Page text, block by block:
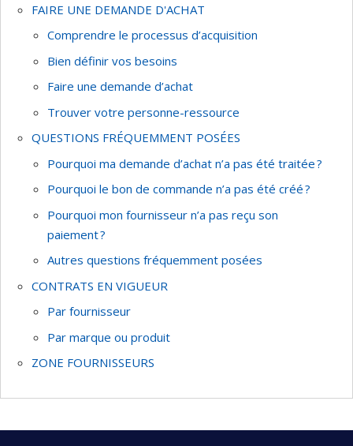
FAIRE UNE DEMANDE D'ACHAT
Comprendre le processus d’acquisition
Bien définir vos besoins
Faire une demande d’achat
Trouver votre personne-ressource
QUESTIONS FRÉQUEMMENT POSÉES
Pourquoi ma demande d’achat n’a pas été traitée ?
Pourquoi le bon de commande n’a pas été créé ?
Pourquoi mon fournisseur n’a pas reçu son
paiement ?
Autres questions fréquemment posées
CONTRATS EN VIGUEUR
Par fournisseur
Par marque ou produit
ZONE FOURNISSEURS